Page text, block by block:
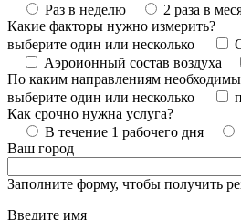
Раз в неделю
2 раза в
Какие факторы нужно измерить?
выберите один или несколько
Аэроионный состав воздуха
По каким направлениям необходимы
выберите один или несколько
Как срочно нужна услуга?
В течение 1 рабочего дня
Ваш город
Заполните форму, чтобы получить
Введите имя